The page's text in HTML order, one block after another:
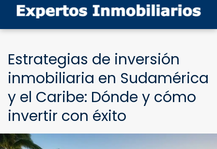
Estrategias de inversión
inmobiliaria en Sudamérica
y el Caribe: Dónde y cómo
invertir con éxito